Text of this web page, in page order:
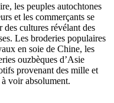
les peuples autochtones
et les commerçants se
cultures révélant des
Les broderies populaires
en soie de Chine, les
ouzbèques d’Asie
provenant des mille et
voir absolument.